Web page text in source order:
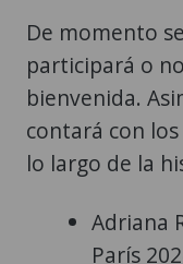
De momento
participará o
bienvenida.
contará con
lo largo de la
Adriana
París